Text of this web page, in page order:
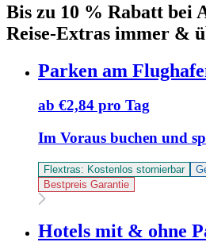
Bis zu 10 % Rabatt bei
Reise-Extras immer &
Parken am
ab €2,84 pro Tag
Im Voraus buchen und
Flextras: Kostenlos stornierbar
Bestpreis Garantie
Hotels mit & ohne